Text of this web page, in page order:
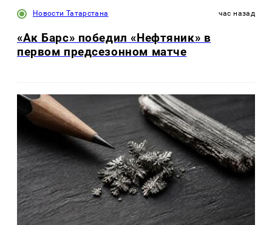
Новости Татарстана час назад
«Ак Барс» победил «Нефтяник» в
первом предсезонном матче